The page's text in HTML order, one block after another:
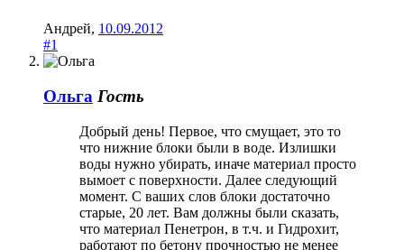
Андрей, 10.09.2012
#1
Ольга Гость
Добрый день! Первое, что смущает, это то
что нижние блоки были в воде. Излишки
воды нужно убирать, иначе материал просто
вымоет с поверхности. Далее следующий
момент. С ваших слов блоки достаточно
старые, 20 лет. Вам должны были сказать,
что материал Пенетрон, в т.ч. и Гидрохит,
работают по бетону прочностью не менее